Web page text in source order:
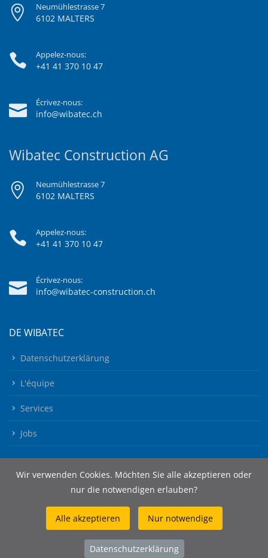
Neumühlestrasse 7
6102 MALTERS
Appelez-nous:
+41 41 370 10 47
Écrivez-nous:
info@wibatec.ch
Wibatec Construction AG
Neumühlestrasse 7
6102 MALTERS
Appelez-nous:
+41 41 370 10 47
Écrivez-nous:
info@wibatec-construction.ch
DE WIBATEC
Datenschutzerklärung
L'équipe
Services
Jobs
© 2026 Wibatec AG
Wir verwenden Cookies. Möchten Sie alle akzeptieren oder
nur die notwendigen erlauben?
Alle akzeptieren Nur notwendige
Datenschutzerklärung